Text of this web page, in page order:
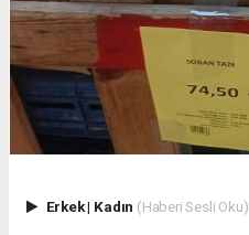
Erkek| Kadın (Haberi Sesli Oku)